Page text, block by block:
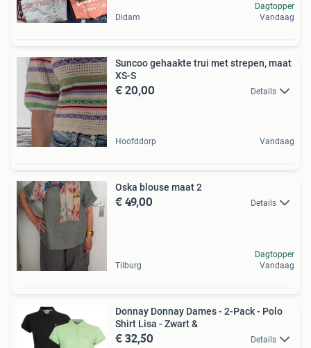
Didam
Dagtopper
Vandaag
Suncoo gehaakte trui met strepen, maat
XS-S
€ 20,00 Details
Hoofddorp Vandaag
Oska blouse maat 2
€ 49,00 Details
Tilburg
Dagtopper
Vandaag
Donnay Donnay Dames - 2-Pack - Polo
Shirt Lisa - Zwart &
€ 32,50 Details